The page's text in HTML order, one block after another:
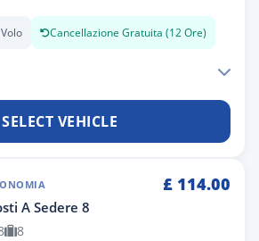
Cancellazione Gratuita (12 Ore)
SELECT VEHICLE
£ 114.00
A Sedere 8
8